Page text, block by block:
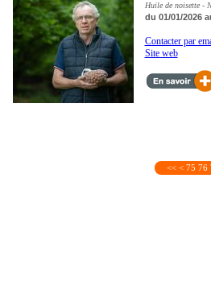
Huile de noisette -
du 01/01/2026
Contacter par
Site web
<< < 75 76